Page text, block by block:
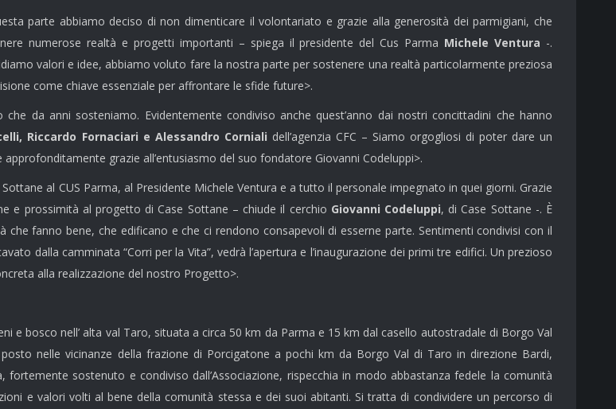
parte abbiamo deciso di non dimenticare il volontariato e grazie alla generosità dei parmigiani, che
numerose realtà e progetti importanti – spiega il presidente del Cus Parma Michele Ventura -.
valori e idee, abbiamo voluto fare la nostra parte per sostenere una realtà particolarmente preziosa
come chiave essenziale per affrontare le sfide future>.
da anni sosteniamo. Evidentemente condiviso anche quest’anno dai nostri concittadini che hanno
Riccardo Fornaciari e Alessandro Corniali dell’agenzia CFC – Siamo orgogliosi di poter dare un
grazie all’entusiasmo del suo fondatore Giovanni Codeluppi>.
al CUS Parma, al Presidente Michele Ventura e a tutto il personale impegnato in quei giorni. Grazie
e prossimità al progetto di Case Sottane – chiude il cerchio Giovanni Codeluppi, di Case Sottane -. È
fanno bene, che edificano e che ci rendono consapevoli di esserne parte. Sentimenti condivisi con il
dalla camminata “Corri per la Vita”, vedrà l’apertura e l’inaugurazione dei primi tre edifici. Un prezioso
alla realizzazione del nostro Progetto>.
e bosco nell’ alta val Taro, situata a circa 50 km da Parma e 15 km dal casello autostradale di Borgo Val
nelle vicinanze della frazione di Porcigatone a pochi km da Borgo Val di Taro in direzione Bardi,
sostenuto e condiviso dall’Associazione, rispecchia in modo abbastanza fedele la comunità
e valori volti al bene della comunità stessa e dei suoi abitanti. Si tratta di condividere un percorso di